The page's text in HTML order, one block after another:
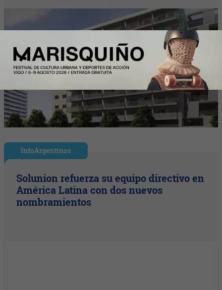
InfoArgentinos
Solunion refuerza su equipo directivo en
América Latina con dos nuevos
nombramientos